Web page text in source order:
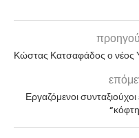
Κώστας Κατσαφάδος ο νέος
Εργαζόμενοι